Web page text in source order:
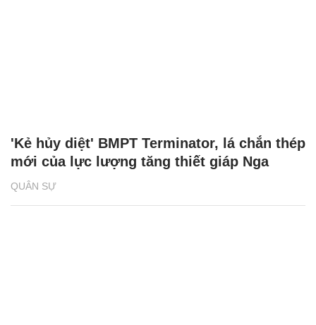
QUÂN SỰ
'Kẻ hủy diệt' BMPT Terminator, lá chắn thép
mới của lực lượng tăng thiết giáp Nga